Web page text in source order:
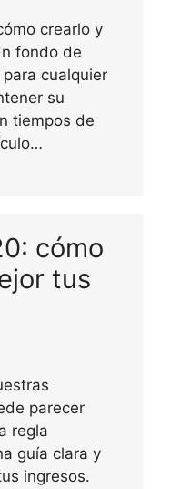
crearlo y
fondo de
cualquier
su
tiempos de
cómo
tus
parecer
regla
guía clara y
ingresos.